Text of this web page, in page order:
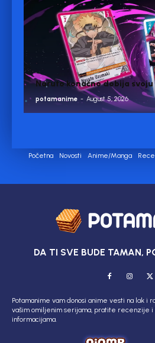
Naruto konačno dobija
potamanime - August 5, 2026
Početna Novosti Anime/Manga
DA TI SVE BUDE TAMAN,
Potamanime vam donosi anime vesti na lak i
vašim omiljenim serijama, pratite recenzije i
informacijama.